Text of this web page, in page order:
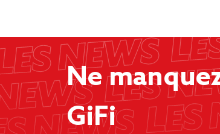
Ne
GiFi